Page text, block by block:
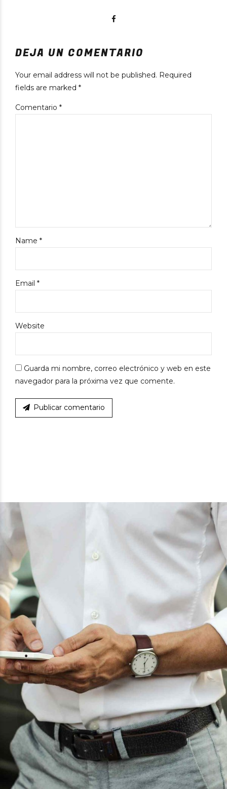
DEJA UN COMENTARIO
Your email address will not be published. Required
fields are marked *
Comentario *
Name *
Email *
Website
Guarda mi nombre, correo electrónico y web en este
navegador para la próxima vez que comente.
Publicar comentario